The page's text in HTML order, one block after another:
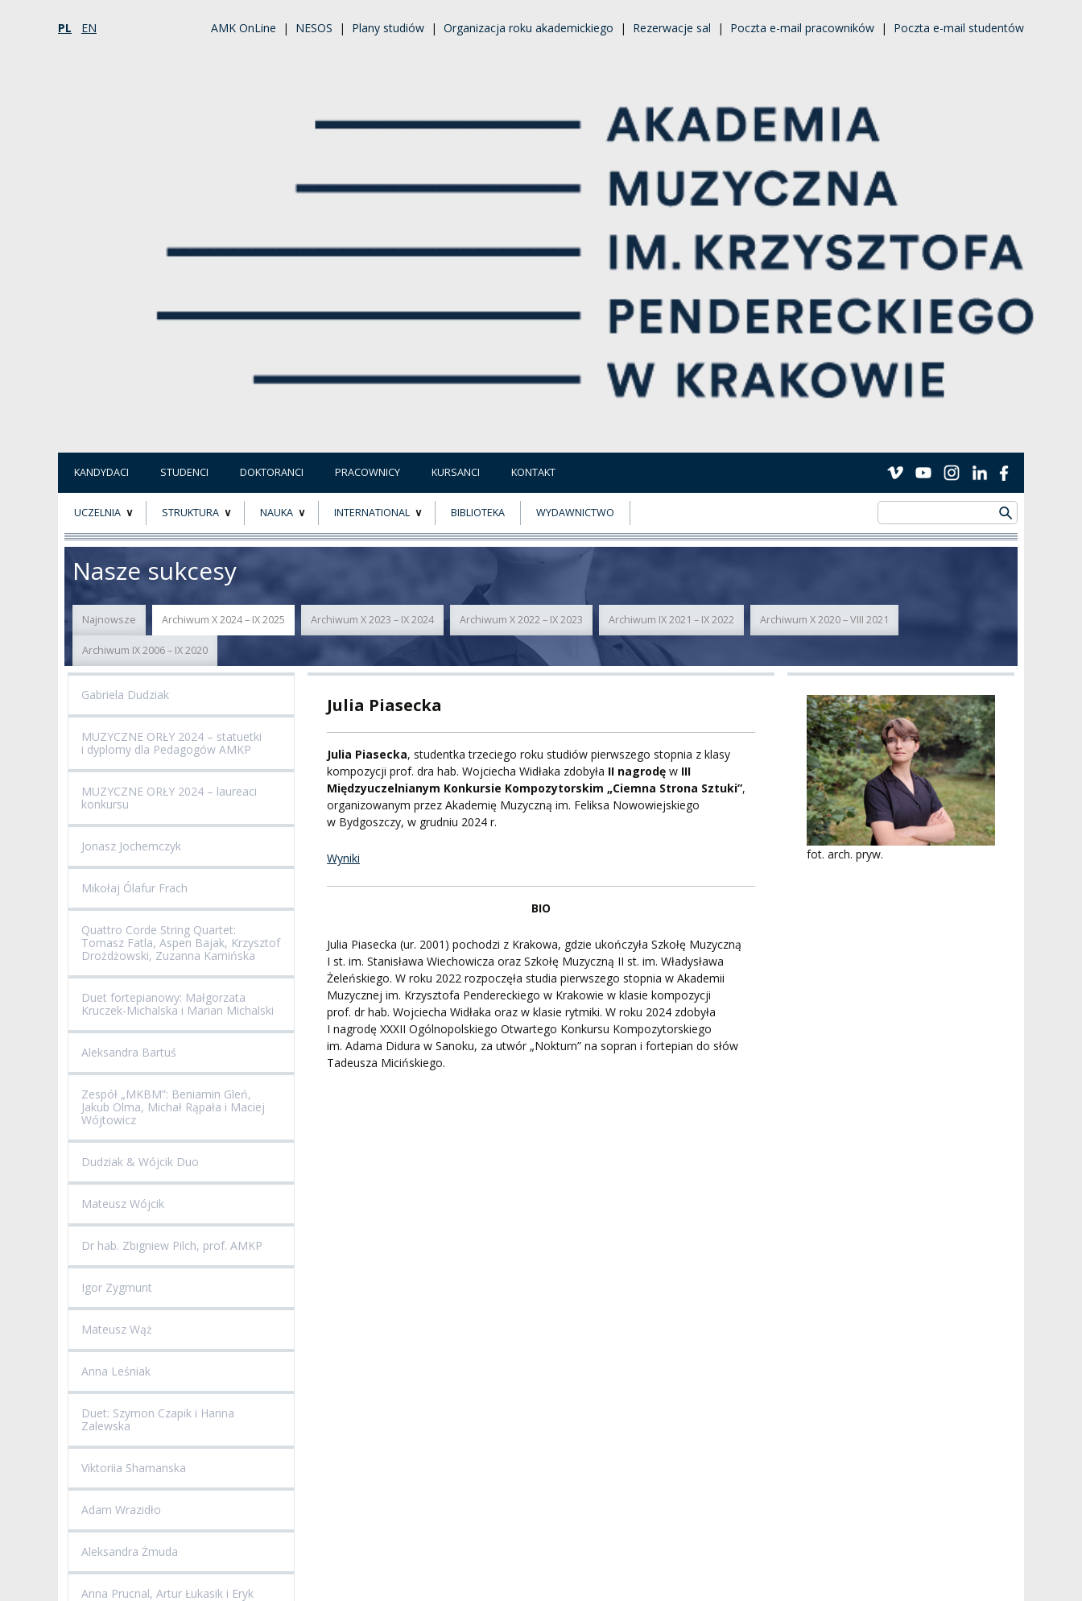
PL EN AMK OnLine | NESOS | Plany studiów | Organizacja roku akademickiego | Rezerwacje sal | Poczta e-mail pracowników | Poczta e-mail studentów
KANDYDACI STUDENCI DOKTORANCI PRACOWNICY KURSANCI KONTAKT
UCZELNIA
PATRON
KADRA PEDAGOGICZNA
WYBORY
DOKTORATY HC
PROFESURY HONOROWE
EXCELLENCE IN TEACHING
I CHÓR AMKP
SALE KONCERTOWE
DOSTĘPNOŚĆ
STRUKTURA
WYDZIAŁY
JEDNOSTKI NAUKOWE
OGÓLNOUCZELNIANY
SZKOŁA DOKTORSKA
ADMINISTRACJA
RZECZNICY
BIBLIOTEKA
NAUKA
JAKOŚĆ KSZTAŁCENIA
NOSTRYFIKACJA
POSTĘPOWANIA
POTWIERDZANIE EFEKTÓW
INTERNATIONAL BIBLIOTEKA WYDAWNICTWO
Nasze sukcesy
Najnowsze Archiwum X 2024 – IX 2025 Archiwum X 2023 – IX 2024 Archiwum X 2022 – IX 2023 Archiwum IX 2021 – IX 2022 Archiwum X 2020 – VIII 2021
Archiwum IX 2006 – IX 2020
Gabriela Dudziak
MUZYCZNE ORŁY 2024 – statuetki
i dyplomy dla Pedagogów AMKP
MUZYCZNE ORŁY 2024 – laureaci
konkursu
Jonasz Jochemczyk
Mikołaj Ólafur Frach
Quattro Corde String Quartet:
Tomasz Fatla, Aspen Bajak, Krzysztof
Drożdżowski, Zuzanna Kamińska
Duet fortepianowy: Małgorzata
Kruczek-Michalska i Marian Michalski
Aleksandra Bartuś
Zespół „MKBM”: Beniamin Gleń,
Jakub Olma, Michał Rąpała i Maciej
Wójtowicz
Dudziak & Wójcik Duo
Mateusz Wójcik
Dr hab. Zbigniew Pilch, prof. AMKP
Igor Zygmunt
Mateusz Wąż
Anna Leśniak
Duet: Szymon Czapik i Hanna
Zalewska
Viktoriia Shamanska
Adam Wrazidło
Aleksandra Żmuda
Anna Prucnal, Artur Łukasik i Eryk
fot. arch. pryw.
Julia Piasecka
Julia Piasecka, studentka trzeciego roku studiów pierwszego stopnia z klasy
kompozycji prof. dra hab. Wojciecha Widłaka zdobyła II nagrodę w III
Międzyuczelnianym Konkursie Kompozytorskim „Ciemna Strona Sztuki”,
organizowanym przez Akademię Muzyczną im. Feliksa Nowowiejskiego
w Bydgoszczy, w grudniu 2024 r.
Wyniki
BIO
Julia Piasecka (ur. 2001) pochodzi z Krakowa, gdzie ukończyła Szkołę Muzyczną
I st. im. Stanisława Wiechowicza oraz Szkołę Muzyczną II st. im. Władysława
Żeleńskiego. W roku 2022 rozpoczęła studia pierwszego stopnia w Akademii
Muzycznej im. Krzysztofa Pendereckiego w Krakowie w klasie kompozycji
prof. dr hab. Wojciecha Widłaka oraz w klasie rytmiki. W roku 2024 zdobyła
I nagrodę XXXII Ogólnopolskiego Otwartego Konkursu Kompozytorskiego
im. Adama Didura w Sanoku, za utwór „Nokturn” na sopran i fortepian do słów
Tadeusza Micińskiego.